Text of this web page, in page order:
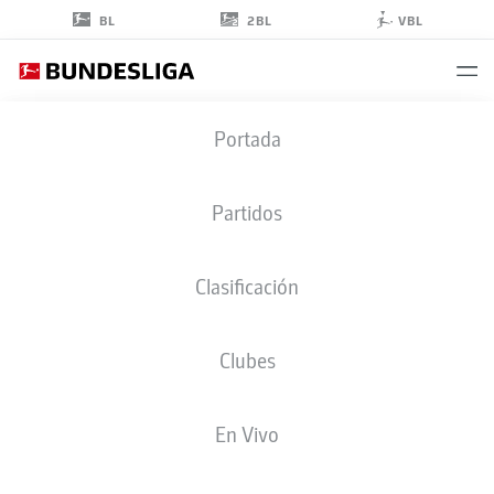
BL 2BL VBL
Portada
Partidos
Clasificación
Clubes
En Vivo